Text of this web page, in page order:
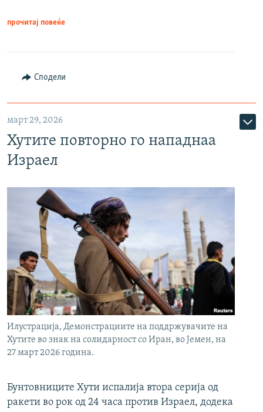
прочитај повеќе
Сподели
март 29, 2026
Хутите повторно го нападнаа
Израел
Илустрација, Демонстрациите на поддржувачите на
Хутите во знак на солидарност со Иран, во Јемен, на
27 март 2026 година.
Бунтовниците Хути испалија втора серија од
ракети во рок од 24 часа против Израел, додека